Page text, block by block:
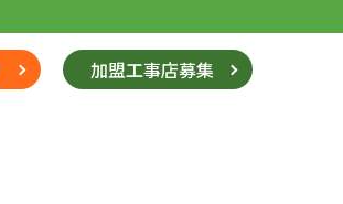
加盟工事店募集